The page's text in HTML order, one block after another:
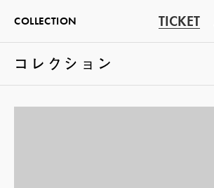
COLLECTION TICKET
コレクション
展示室1